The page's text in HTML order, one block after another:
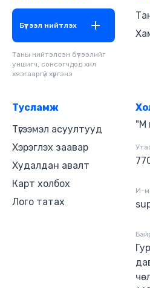
Бүтээл нийтлэх
Таны нийтэлсэн бүтээлийг
уншигч, сонсогчдод хил
хязгааргүй хүргэнэ
Тусламж
Түгээмэл асуултууд
Хэрэглэх заавар
Худалдан авалт
Карт холбох
Лого татах
"М
И-